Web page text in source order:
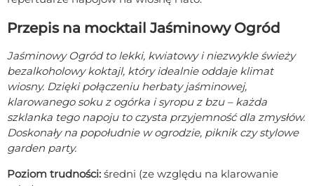
Przepis na mocktail Jaśminowy Ogród
Jaśminowy Ogród to lekki, kwiatowy i niezwykle świeży
bezalkoholowy koktajl, który idealnie oddaje klimat
wiosny. Dzięki połączeniu herbaty jaśminowej,
klarowanego soku z ogórka i syropu z bzu – każda
szklanka tego napoju to czysta przyjemność dla zmysłów.
Doskonały na popołudnie w ogrodzie, piknik czy stylowe
garden party.
Poziom trudności: średni (ze względu na klarowanie